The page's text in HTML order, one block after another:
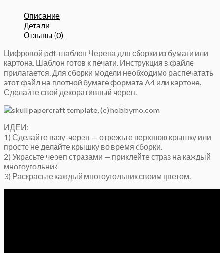
Описание
Детали
Отзывы (0)
Цифровой pdf-шаблон Черепа для сборки из бумаги или
картона. Шаблон готов к печати. Инструкция в файле
прилагается. Для сборки модели необходимо распечатать
этот файл на плотной бумаге формата A4 или картоне.
Сделайте свой декоративный череп.
ИДЕИ:
1) Сделайте вазу-череп — отрежьте верхнюю крышку или
просто не делайте крышку во время сборки.
2) Украсьте череп стразами — приклейте страз на каждый
многоугольник.
3) Раскрасьте каждый многоугольник своим цветом.